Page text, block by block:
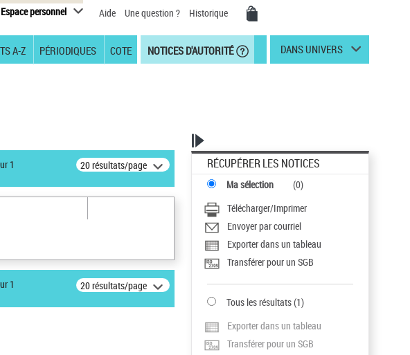
Espace personnel Aide Une question ? Historique
A-Z PÉRIODIQUES COTE NOTICES D'AUTORITÉ DANS UNIVERS
1 20 résultats/page
1 20 résultats/page
RÉCUPÉRER LES NOTICES
Ma sélection (0)
Télécharger/Imprimer
Envoyer par courriel
Exporter dans un tableau
Transférer pour un SGB
Tous les résultats(1)
Exporter dans un tableau
Transférer pour un SGB